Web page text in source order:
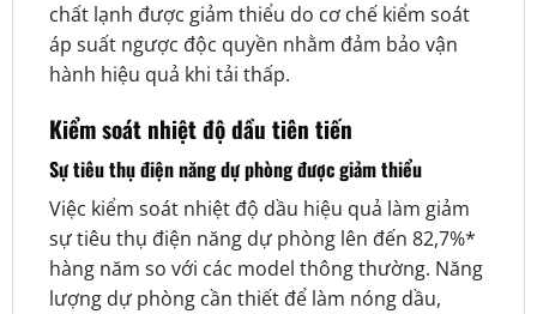
chất lạnh được giảm thiểu do cơ chế kiểm soát
áp suất ngược độc quyền nhằm đảm bảo vận
hành hiệu quả khi tải thấp.
Kiểm soát nhiệt độ dầu tiên tiến
Sự tiêu thụ điện năng dự phòng được giảm thiểu
Việc kiểm soát nhiệt độ dầu hiệu quả làm giảm
sự tiêu thụ điện năng dự phòng lên đến 82,7%*
hàng năm so với các model thông thường. Năng
lượng dự phòng cần thiết để làm nóng dầu,